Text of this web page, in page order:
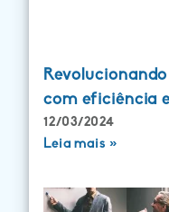
com eficiência
12/03/2024
Leia mais »